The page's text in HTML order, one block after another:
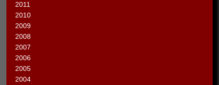
2011
2010
2009
2008
2007
2006
2005
2004